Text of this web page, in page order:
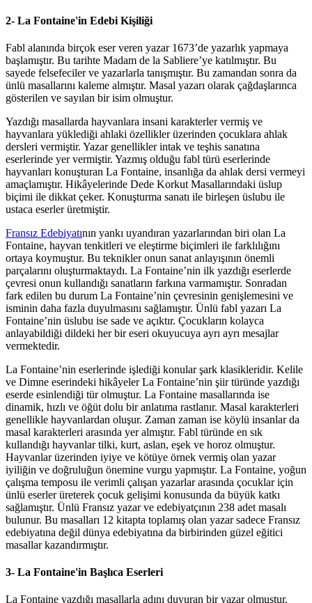
2- La Fontaine'in Edebi Kişiliği
Fabl alanında birçok eser veren yazar 1673’de yazarlık yapmaya
başlamıştır. Bu tarihte Madam de la Sabliere’ye katılmıştır. Bu
sayede felsefeciler ve yazarlarla tanışmıştır. Bu zamandan sonra da
ünlü masallarını kaleme almıştır. Masal yazarı olarak çağdaşlarınca
gösterilen ve sayılan bir isim olmuştur.
Yazdığı masallarda hayvanlara insani karakterler vermiş ve
hayvanlara yüklediği ahlaki özellikler üzerinden çocuklara ahlak
dersleri vermiştir. Yazar genellikler intak ve teşhis sanatına
eserlerinde yer vermiştir. Yazmış olduğu fabl türü eserlerinde
hayvanları konuşturan La Fontaine, insanlığa da ahlak dersi vermeyi
amaçlamıştır. Hikâyelerinde Dede Korkut Masallarındaki üslup
biçimi ile dikkat çeker. Konuşturma sanatı ile birleşen üslubu ile
ustaca eserler üretmiştir.
Fransız Edebiyatının yankı uyandıran yazarlarından biri olan La
Fontaine, hayvan tenkitleri ve eleştirme biçimleri ile farklılığını
ortaya koymuştur. Bu teknikler onun sanat anlayışının önemli
parçalarını oluşturmaktaydı. La Fontaine’nin ilk yazdığı eserlerde
çevresi onun kullandığı sanatların farkına varmamıştır. Sonradan
fark edilen bu durum La Fontaine’nin çevresinin genişlemesini ve
isminin daha fazla duyulmasını sağlamıştır. Ünlü fabl yazarı La
Fontaine’nin üslubu ise sade ve açıktır. Çocukların kolayca
anlayabildiği dildeki her bir eseri okuyucuya ayrı ayrı mesajlar
vermektedir.
La Fontaine’nin eserlerinde işlediği konular şark klasikleridir. Kelile
ve Dimne eserindeki hikâyeler La Fontaine’nin şiir türünde yazdığı
eserde esinlendiği tür olmuştur. La Fontaine masallarında ise
dinamik, hızlı ve öğüt dolu bir anlatıma rastlanır. Masal karakterleri
genellikle hayvanlardan oluşur. Zaman zaman ise köylü insanlar da
masal karakterleri arasında yer almıştır. Fabl türünde en sık
kullandığı hayvanlar tilki, kurt, aslan, eşek ve horoz olmuştur.
Hayvanlar üzerinden iyiye ve kötüye örnek vermiş olan yazar
iyiliğin ve doğruluğun önemine vurgu yapmıştır. La Fontaine, yoğun
çalışma temposu ile verimli çalışan yazarlar arasında çocuklar için
ünlü eserler üreterek çocuk gelişimi konusunda da büyük katkı
sağlamıştır. Ünlü Fransız yazar ve edebiyatçının 238 adet masalı
bulunur. Bu masalları 12 kitapta toplamış olan yazar sadece Fransız
edebiyatına değil dünya edebiyatına da birbirinden güzel eğitici
masallar kazandırmıştır.
3- La Fontaine'in Başlıca Eserleri
La Fontaine yazdığı masallarla adını duyuran bir yazar olmuştur.